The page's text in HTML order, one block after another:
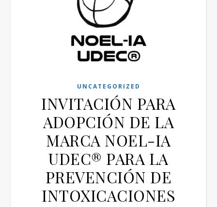
UNCATEGORIZED
INVITACIÓN PARA
ADOPCIÓN DE LA
MARCA NOEL-IA
UDEC® PARA LA
PREVENCIÓN DE
INTOXICACIONES